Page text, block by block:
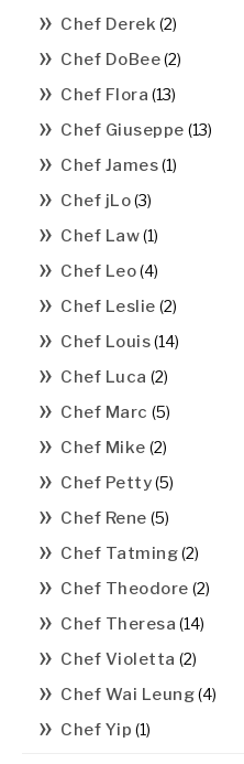
Chef Derek (2)
Chef DoBee(2)
Chef Flora (13)
Chef Giuseppe (13)
Chef James(1)
Chef jLo(3)
Chef Law(1)
Chef Leo(4)
Chef Leslie (2)
Chef Louis(14)
Chef Luca (2)
Chef Marc (5)
Chef Mike (2)
Chef Petty(5)
Chef Rene (5)
Chef Tatming(2)
Chef Theodore (2)
Chef Theresa (14)
Chef Violetta (2)
Chef Wai Leung(4)
Chef Yip (1)